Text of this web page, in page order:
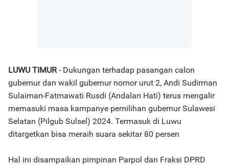
LUWU TIMUR- Dukungan terhadap pasangan calon
gubernur dan wakil gubernur nomor urut 2, Andi Sudirman
Sulaiman-Fatmawati Rusdi (Andalan Hati) terus mengalir
memasuki masa kampanye pemilihan gubernur Sulawesi
Selatan (Pilgub Sulsel) 2024. Termasuk di Luwu
ditargetkan bisa meraih suara sekitar 80 persen
Hal ini disampaikan pimpinan Parpol dan Fraksi DPRD